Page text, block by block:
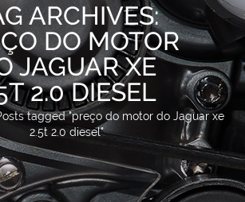
ARCHIVES:
DO MOTOR
JAGUAR XE
2.0 DIESEL
tagged "preço do motor do Jaguar xe
2.5t 2.0 diesel"